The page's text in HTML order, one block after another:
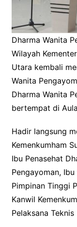
Dharma Wanita
Wilayah
Utara kembali
Wanita
Dharma Wanita
bertempat di
Hadir langsung
Kemenkumham
Ibu Penasehat
Pengayoman,
Pimpinan Tinggi
Kanwil
Pelaksana